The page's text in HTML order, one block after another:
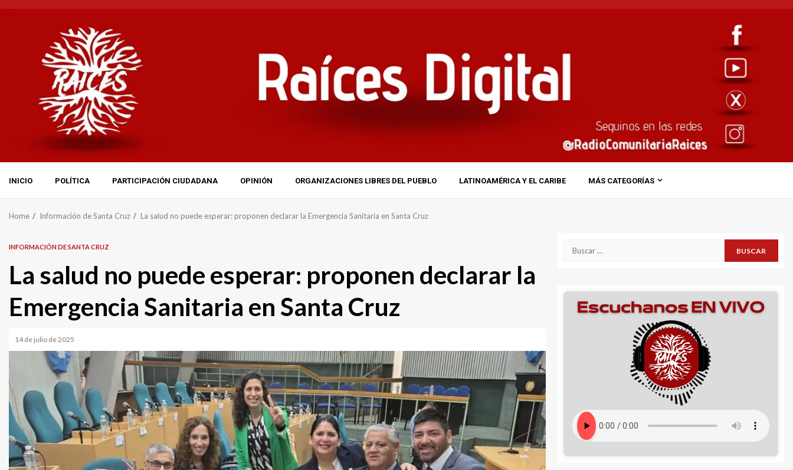
INICIO POLÍTICA PARTICIPACIÓN CIUDADANA OPINIÓN ORGANIZACIONES LIBRES DEL PUEBLO LATINOAMÉRICA Y EL CARIBE MÁS CATEGORÍAS
Home Información de Santa Cruz La salud no puede esperar: proponen declarar la Emergencia Sanitaria en Santa Cruz
INFORMACIÓN DE SANTA CRUZ
La salud no puede esperar: proponen declarar la
Emergencia Sanitaria en Santa Cruz
14 de julio de 2025
Buscar: